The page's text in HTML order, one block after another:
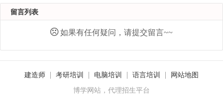
留言列表
如果有任何疑问，请提交留言~~
建造师 考研培训 电脑培训 语言培训 网站地图
博学网站，代理招生平台